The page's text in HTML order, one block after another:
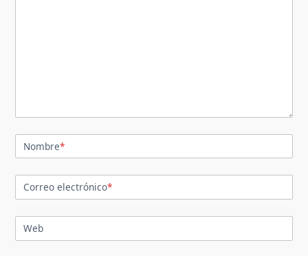
Nombre*
Correo electrónico*
Web